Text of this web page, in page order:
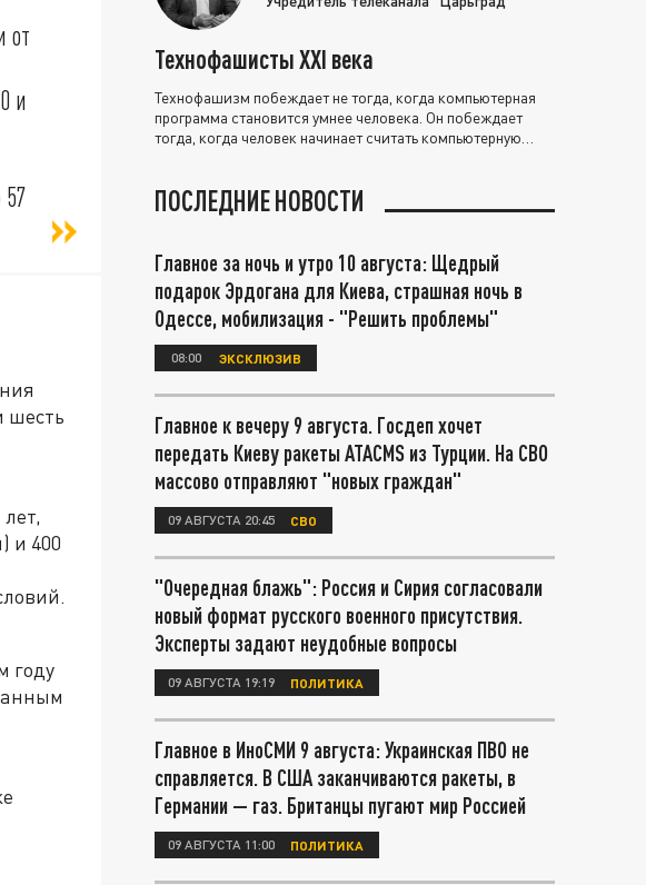
от
и
57
шесть
и 400
году
Технофашисты XXI века
Технофашизм побеждает не тогда, когда компьютерная
программа становится умнее человека. Он побеждает
тогда, когда человек начинает считать компьютерную
ПОСЛЕДНИЕ НОВОСТИ
Главное за ночь и утро 10 августа: Щедрый
подарок Эрдогана для Киева, страшная ночь в
Одессе, мобилизация - "Решить проблемы"
08:00 ЭКСКЛЮЗИВ
Главное к вечеру 9 августа. Госдеп хочет
передать Киеву ракеты ATACMS из Турции. На СВО
массово отправляют "новых граждан"
09 АВГУСТА 20:45 СВО
"Очередная блажь": Россия и Сирия согласовали
новый формат русского военного присутствия.
Эксперты задают неудобные вопросы
09 АВГУСТА 19:19 ПОЛИТИКА
Главное в ИноСМИ 9 августа: Украинская ПВО не
справляется. В США заканчиваются ракеты, в
Германии — газ. Британцы пугают мир Россией
09 АВГУСТА 11:00 ПОЛИТИКА